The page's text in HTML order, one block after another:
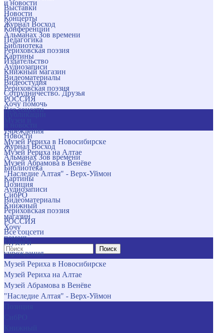
и новости
Новости
Журнал Восход
Альманах Зов времени
Библиотека
Картины
Аудиозаписи
Видеоматериалы
Рериховская поэзия
РОССИЯ
Все соцсети
учреждения
Музей Рериха в Новосибирске
Музей Рериха на Алтае
Музей Абрамова в Венёве
"Наследие Алтая" - Верх-Уймон
Позиция
СибРО
Книжный
магазин
Хочу
помочь
Поиск
Выставки
Концерты
Конференции
Педагогика
Рериховская поэзия
Издательство
Книжный магазин
Видеостудия
Сотрудничество. Друзья
Хочу помочь
Новости
Журнал Восход
Альманах Зов времени
Библиотека
Картины
Аудиозаписи
Видеоматериалы
Рериховская поэзия
РОССИЯ
Все соцсети
Музеи и
учреждения
Музей Рериха в Новосибирске
Музей Рериха на Алтае
Музей Абрамова в Венёве
"Наследие Алтая" - Верх-Уймон